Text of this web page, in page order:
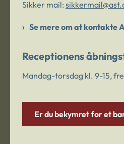
Sikker mail:
Se mere om at kontakte
Receptionens
Mandag-torsdag kl. 9-15,
Er du bekymret for et